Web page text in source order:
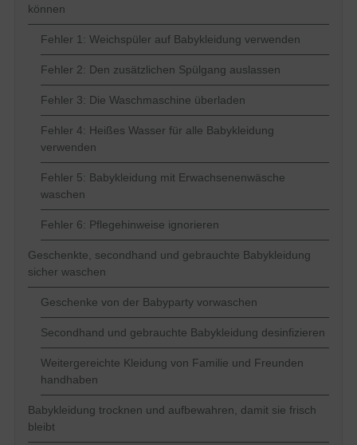
können
Fehler 1: Weichspüler auf Babykleidung verwenden
Fehler 2: Den zusätzlichen Spülgang auslassen
Fehler 3: Die Waschmaschine überladen
Fehler 4: Heißes Wasser für alle Babykleidung
verwenden
Fehler 5: Babykleidung mit Erwachsenenwäsche
waschen
Fehler 6: Pflegehinweise ignorieren
Geschenkte, secondhand und gebrauchte Babykleidung
sicher waschen
Geschenke von der Babyparty vorwaschen
Secondhand und gebrauchte Babykleidung desinfizieren
Weitergereichte Kleidung von Familie und Freunden
handhaben
Babykleidung trocknen und aufbewahren, damit sie frisch
bleibt